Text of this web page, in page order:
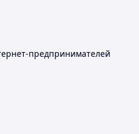
предпринимателей